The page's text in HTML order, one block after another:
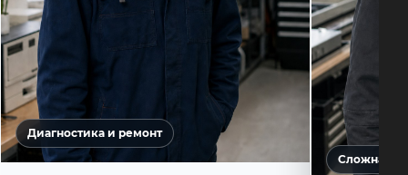
Диагностика и ремонт
Сложная